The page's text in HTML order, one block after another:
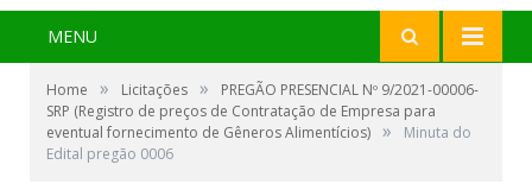
MENU
Home » Licitações »
PREGÃO PRESENCIAL Nº 9/2021-00006-
SRP (Registro de preços de Contratação de Empresa para
eventual fornecimento de Gêneros Alimentícios) »
Minuta do
Edital pregão 0006